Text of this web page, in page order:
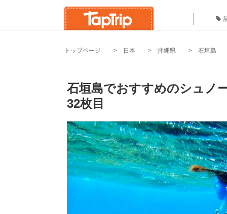
トップページ 日本 沖縄県 石垣島
石垣島でおすすめのシュノ
32枚目